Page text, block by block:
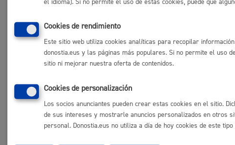
Pasos del procedimiento
Subsanación de documentación, en su caso.
Informe técnico y/o jurídico.
Resolución de concesión o denegación.
Notificación a la persona interesada
Liquidación de tasas
Presentación del certificado de fin de obra (al
Cookies de rendimiento
Este sitio web utiliza cookies analíticas para recopilar
donostia.eus y las páginas más populares. Si no permite el uso
sitio ni mejorar nuestra oferta de contenidos.
Cookies de personalización
Los socios anunciantes pueden crear estas cookies en el sitio.
de sus intereses y mostrarle anuncios personalizados en otros
personal. Donostia.eus no utiliza a día de hoy cookies de este